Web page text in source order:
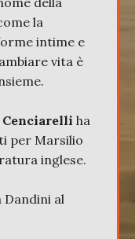
la
intime e
vita è
Cenciarelli ha
per Marsilio
inglese.
Dandini al